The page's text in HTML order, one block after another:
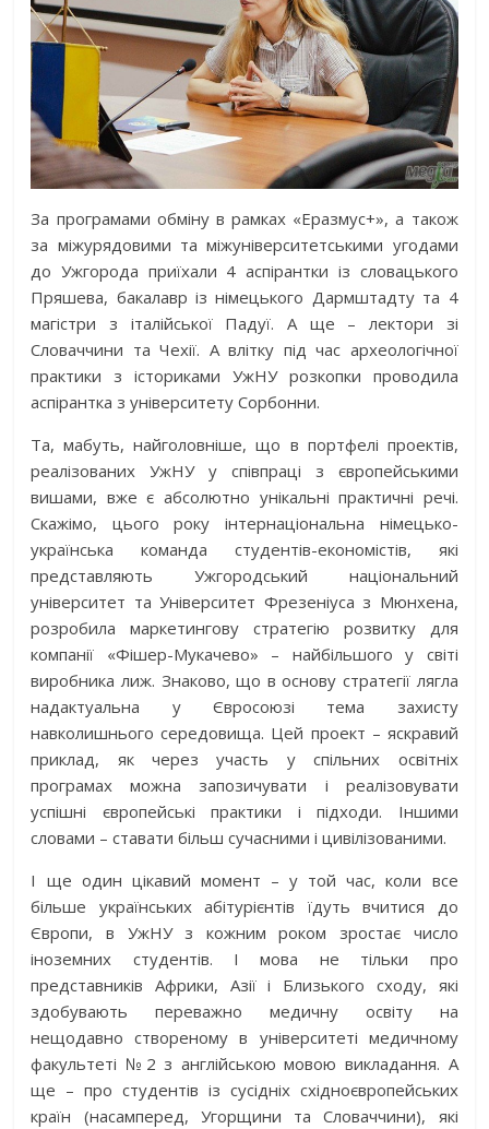
За програмами обміну в рамках «Еразмус+», а також
за міжурядовими та міжуніверситетськими угодами
до Ужгорода приїхали 4 аспірантки із словацького
Пряшева, бакалавр із німецького Дармштадту та 4
магістри з італійської Падуї. А ще – лектори зі
Словаччини та Чехії. А влітку під час археологічної
практики з істориками УжНУ розкопки проводила
аспірантка з університету Сорбонни.
Та, мабуть, найголовніше, що в портфелі проектів,
реалізованих УжНУ у співпраці з європейськими
вишами, вже є абсолютно унікальні практичні речі.
Скажімо, цього року інтернаціональна німецько-
українська команда студентів-економістів, які
представляють Ужгородський національний
університет та Університет Фрезеніуса з Мюнхена,
розробила маркетингову стратегію розвитку для
компанії «Фішер-Мукачево» – найбільшого у світі
виробника лиж. Знаково, що в основу стратегії лягла
надактуальна у Євросоюзі тема захисту
навколишнього середовища. Цей проект – яскравий
приклад, як через участь у спільних освітніх
програмах можна запозичувати і реалізовувати
успішні європейські практики і підходи. Іншими
словами – ставати більш сучасними і цивілізованими.
І ще один цікавий момент – у той час, коли все
більше українських абітурієнтів їдуть вчитися до
Європи, в УжНУ з кожним роком зростає число
іноземних студентів. І мова не тільки про
представників Африки, Азії і Близького сходу, які
здобувають переважно медичну освіту на
нещодавно створеному в університеті медичному
факультеті №2 з англійською мовою викладання. А
ще – про студентів із сусідніх східноєвропейських
країн (насамперед, Угорщини та Словаччини), які